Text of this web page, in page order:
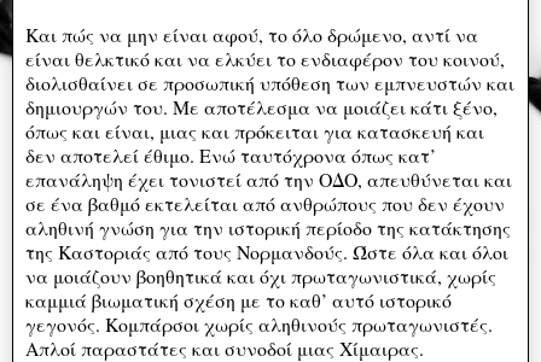
Και πώς να μην είναι αφού, το όλο δρώμενο, αντί να
είναι θελκτικό και να ελκύει το ενδιαφέρον του κοινού,
διολισθαίνει σε προσωπική υπόθεση των εμπνευστών και
δημιουργών του. Με αποτέλεσμα να μοιάζει κάτι ξένο,
όπως και είναι, μιας και πρόκειται για κατασκευή και
δεν αποτελεί έθιμο. Ενώ ταυτόχρονα όπως κατ’
επανάληψη έχει τονιστεί από την ΟΔΟ, απευθύνεται και
σε ένα βαθμό εκτελείται από ανθρώπους που δεν έχουν
αληθινή γνώση για την ιστορική περίοδο της κατάκτησης
της Καστοριάς από τους Νορμανδούς. Ώστε όλα και όλοι
να μοιάζουν βοηθητικά και όχι πρωταγωνιστικά, χωρίς
καμμιά βιωματική σχέση με το καθ’ αυτό ιστορικό
γεγονός. Κομπάρσοι χωρίς αληθινούς πρωταγωνιστές.
Απλοί παραστάτες και συνοδοί μιας Χίμαιρας.